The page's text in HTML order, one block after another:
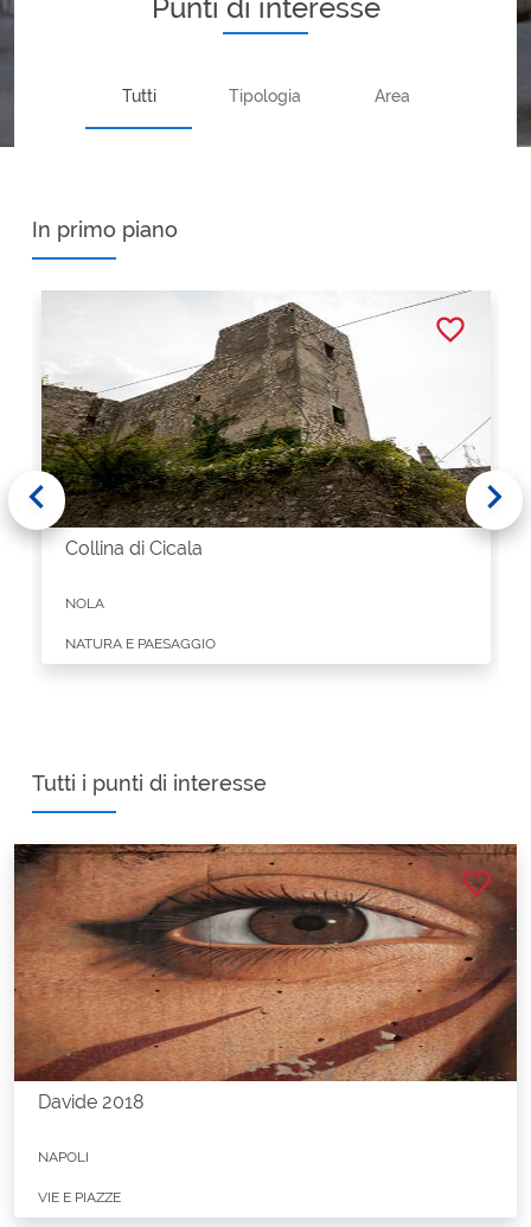
Punti di interesse
Tutti Tipologia Area
In primo piano
favorite_border
Collina di Cicala
NOLA
NATURA E PAESAGGIO
keyboard_arrow_left keyboard_arrow_right
Tutti i punti di interesse
favorite_border
Davide 2018
NAPOLI
VIE E PIAZZE